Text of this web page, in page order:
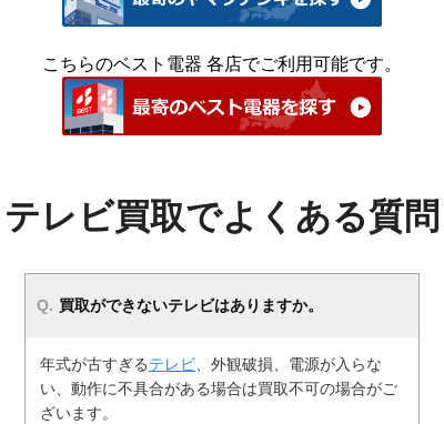
こちらのベスト電器 各店でご利用可能です。
テレビ買取でよくある質問
買取ができないテレビはありますか。
年式が古すぎるテレビ 、外観破損、電源が入らな
い、動作に不具合がある場合は買取不可の場合がご
ざいます。